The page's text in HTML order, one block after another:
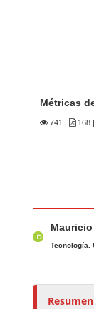
Métricas
741 | 168 |
u
r
Tecnología.
Resumen